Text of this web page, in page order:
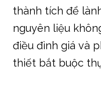
thiết bắt buộc
Quản lý kho
bài toán quản lý